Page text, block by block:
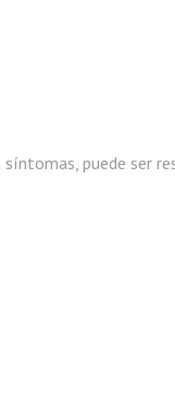
puede ser